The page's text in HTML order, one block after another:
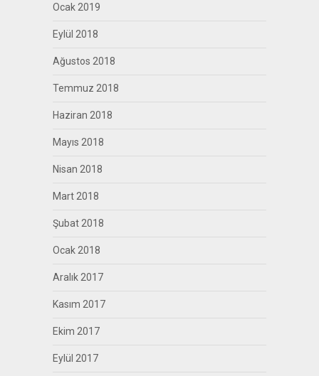
Ocak 2019
Eylül 2018
Ağustos 2018
Temmuz 2018
Haziran 2018
Mayıs 2018
Nisan 2018
Mart 2018
Şubat 2018
Ocak 2018
Aralık 2017
Kasım 2017
Ekim 2017
Eylül 2017